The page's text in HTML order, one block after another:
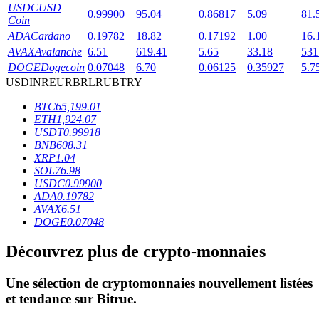
Des investissements exclusifs pour les détenteurs de BTR
Service d'emprunt adossé à des cryptomonnaies
USDCUSD
Coin
0.99900 95.04 0.86817 5.09
ADACardano 0.19782 18.82 0.17192 1.00
AVAXAvalanche 6.51 619.41 5.65 33.18
DOGEDogecoin 0.07048 6.70 0.06125 0.35927
USDINREURBRLRUBTRY
BTC65,199.01
ETH1,924.07
USDT0.99918
BNB608.31
XRP1.04
SOL76.98
USDC0.99900
ADA0.19782
AVAX6.51
DOGE0.07048
Découvrez plus de crypto-monnaies
Une sélection de cryptomonnaies nouvellement listées
et tendance sur Bitrue.